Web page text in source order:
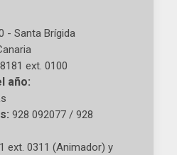
- Santa Brígida
ext. 0100
año:
928 092077 / 928
ext. 0311 (Animador) y